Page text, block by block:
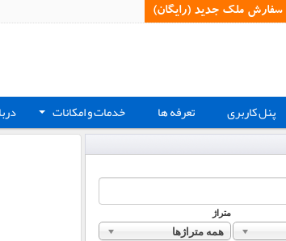
سفارش ملک جدید (رایگان)‏
پنل کاربری تعرفه ها + خدمات و امکانات
متراژ
همه متراژها